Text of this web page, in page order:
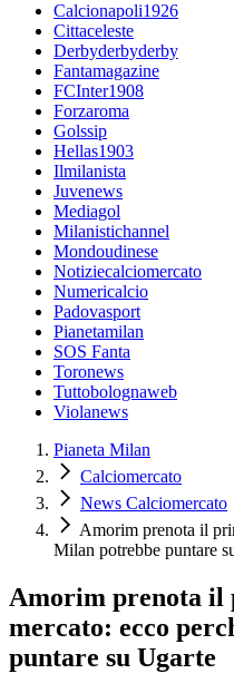
Calcionapoli1926
Cittaceleste
Derbyderbyderby
Fantamagazine
FCInter1908
Forzaroma
Golssip
Hellas1903
Ilmilanista
Juvenews
Mediagol
Milanistichannel
Mondoudinese
Notiziecalciomercato
Numericalcio
Padovasport
Pianetamilan
SOS Fanta
Toronews
Tuttobolognaweb
Violanews
Pianeta Milan
Calciomercato
News Calciomercato
Amorim prenota il
Milan potrebbe puntare
Amorim prenota il
mercato: ecco
puntare su Ugarte